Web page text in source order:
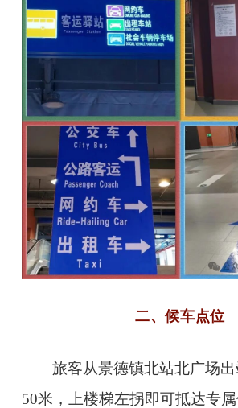
二、候车点位
旅客从景德镇北站北广场
50米，上楼梯左拐即可抵达专